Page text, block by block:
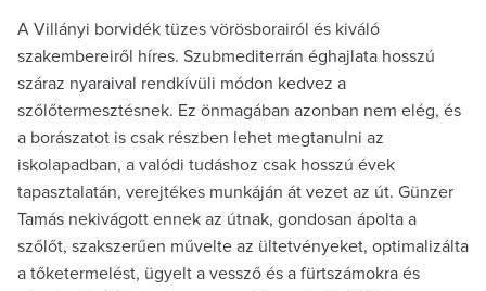
A Villányi borvidék tüzes vörösborairól és kiváló
szakembereiről híres. Szubmediterrán éghajlata hosszú
száraz nyaraival rendkívüli módon kedvez a
szőlőtermesztésnek. Ez önmagában azonban nem elég, és
a borászatot is csak részben lehet megtanulni az
iskolapadban, a valódi tudáshoz csak hosszú évek
tapasztalatán, verejtékes munkáján át vezet az út. Günzer
Tamás nekivágott ennek az útnak, gondosan ápolta a
szőlőt, szakszerűen művelte az ültetvényeket, optimalizálta
a tőketermelést, ügyelt a vessző és a fürtszámokra és